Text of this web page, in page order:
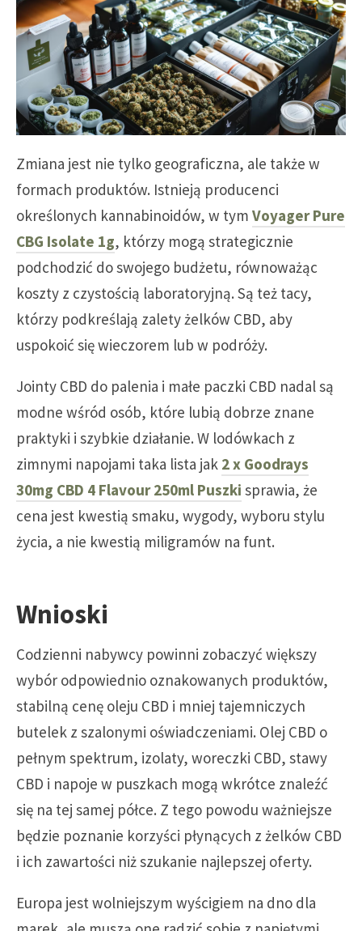
Zmiana jest nie tylko geograficzna, ale także w
formach produktów. Istnieją producenci
określonych kannabinoidów, w tym Voyager Pure
CBG Isolate 1g, którzy mogą strategicznie
podchodzić do swojego budżetu, równoważąc
koszty z czystością laboratoryjną. Są też tacy,
którzy podkreślają zalety żelków CBD, aby
uspokoić się wieczorem lub w podróży.
Jointy CBD do palenia i małe paczki CBD nadal są
modne wśród osób, które lubią dobrze znane
praktyki i szybkie działanie. W lodówkach z
zimnymi napojami taka lista jak 2 x Goodrays
30mg CBD 4 Flavour 250ml Puszki sprawia, że
cena jest kwestią smaku, wygody, wyboru stylu
życia, a nie kwestią miligramów na funt.
Wnioski
Codzienni nabywcy powinni zobaczyć większy
wybór odpowiednio oznakowanych produktów,
stabilną cenę oleju CBD i mniej tajemniczych
butelek z szalonymi oświadczeniami. Olej CBD o
pełnym spektrum, izolaty, woreczki CBD, stawy
CBD i napoje w puszkach mogą wkrótce znaleźć
się na tej samej półce. Z tego powodu ważniejsze
będzie poznanie korzyści płynących z żelków CBD
i ich zawartości niż szukanie najlepszej oferty.
Europa jest wolniejszym wyścigiem na dno dla